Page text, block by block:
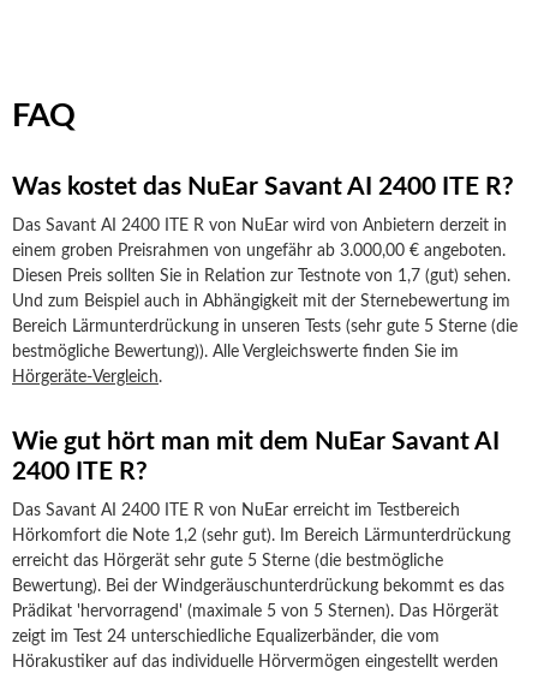
FAQ
Was kostet das NuEar Savant AI 2400 ITE R?
Das Savant AI 2400 ITE R von NuEar wird von Anbietern derzeit in
einem groben Preisrahmen von ungefähr ab 3.000,00 € angeboten.
Diesen Preis sollten Sie in Relation zur Testnote von 1,7 (gut) sehen.
Und zum Beispiel auch in Abhängigkeit mit der Sternebewertung im
Bereich Lärmunterdrückung in unseren Tests (sehr gute 5 Sterne (die
bestmögliche Bewertung)). Alle Vergleichswerte finden Sie im
Hörgeräte-Vergleich.
Wie gut hört man mit dem NuEar Savant AI
2400 ITE R?
Das Savant AI 2400 ITE R von NuEar erreicht im Testbereich
Hörkomfort die Note 1,2 (sehr gut). Im Bereich Lärmunterdrückung
erreicht das Hörgerät sehr gute 5 Sterne (die bestmögliche
Bewertung). Bei der Windgeräuschunterdrückung bekommt es das
Prädikat 'hervorragend' (maximale 5 von 5 Sternen). Das Hörgerät
zeigt im Test 24 unterschiedliche Equalizerbänder, die vom
Hörakustiker auf das individuelle Hörvermögen eingestellt werden